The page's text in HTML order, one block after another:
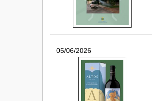
05/06/2026